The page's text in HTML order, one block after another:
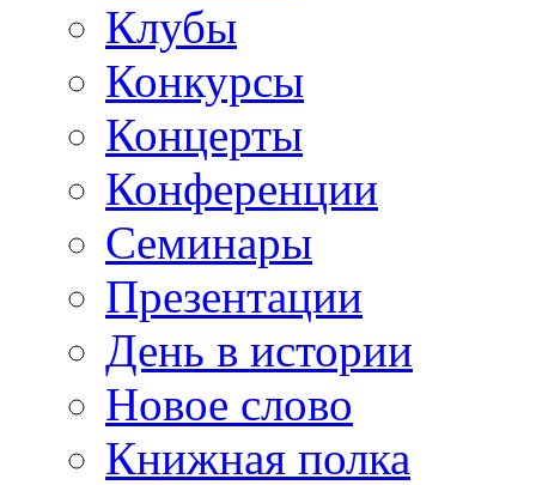
Клубы
Конкурсы
Концерты
Конференции
Семинары
Презентации
День в истории
Новое слово
Книжная полка